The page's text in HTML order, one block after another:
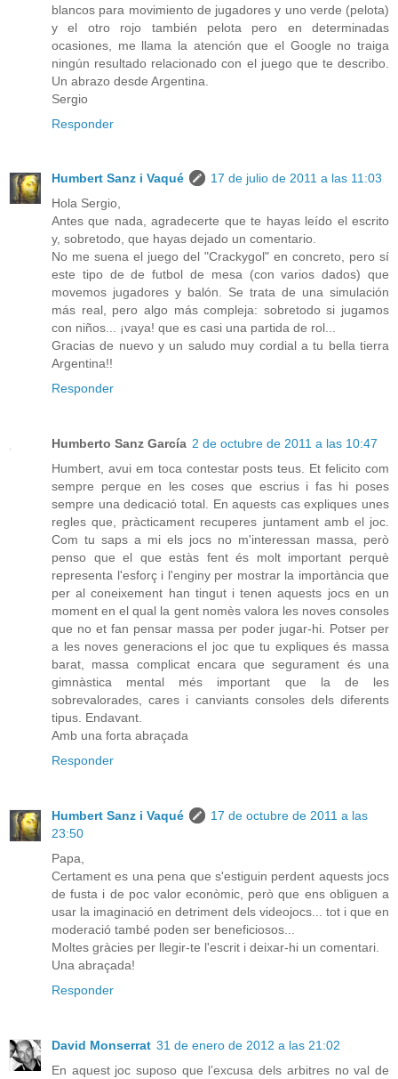
blancos para movimiento de jugadores y uno verde (pelota)
y el otro rojo también pelota pero en determinadas
ocasiones, me llama la atención que el Google no traiga
ningún resultado relacionado con el juego que te describo.
Un abrazo desde Argentina.
Sergio
Responder
Humbert Sanz i Vaqué
17 de julio de 2011 a las 11:03
Hola Sergio,
Antes que nada, agradecerte que te hayas leído el escrito
y, sobretodo, que hayas dejado un comentario.
No me suena el juego del "Crackygol" en concreto, pero sí
este tipo de de futbol de mesa (con varios dados) que
movemos jugadores y balón. Se trata de una simulación
más real, pero algo más compleja: sobretodo si jugamos
con niños... ¡vaya! que es casi una partida de rol...
Gracias de nuevo y un saludo muy cordial a tu bella tierra
Argentina!!
Responder
Humberto Sanz García 2 de octubre de 2011 a las 10:47
Humbert, avui em toca contestar posts teus. Et felicito com
sempre perque en les coses que escrius i fas hi poses
sempre una dedicació total. En aquests cas expliques unes
regles que, pràcticament recuperes juntament amb el joc.
Com tu saps a mi els jocs no m'interessan massa, però
penso que el que estàs fent és molt important perquè
representa l'esforç i l'enginy per mostrar la importància que
per al coneixement han tingut i tenen aquests jocs en un
moment en el qual la gent nomès valora les noves consoles
que no et fan pensar massa per poder jugar-hi. Potser per
a les noves generacions el joc que tu expliques és massa
barat, massa complicat encara que segurament és una
gimnàstica mental més important que la de les
sobrevalorades, cares i canviants consoles dels diferents
tipus. Endavant.
Amb una forta abraçada
Responder
Humbert Sanz i Vaqué
17 de octubre de 2011 a las
23:50
Papa,
Certament es una pena que s'estiguin perdent aquests jocs
de fusta i de poc valor econòmic, però que ens obliguen a
usar la imaginació en detriment dels videojocs... tot i que en
moderació també poden ser beneficiosos...
Moltes gràcies per llegir-te l'escrit i deixar-hi un comentari.
Una abraçada!
Responder
David Monserrat 31 de enero de 2012 a las 21:02
En aquest joc suposo que l’excusa dels arbitres no val de